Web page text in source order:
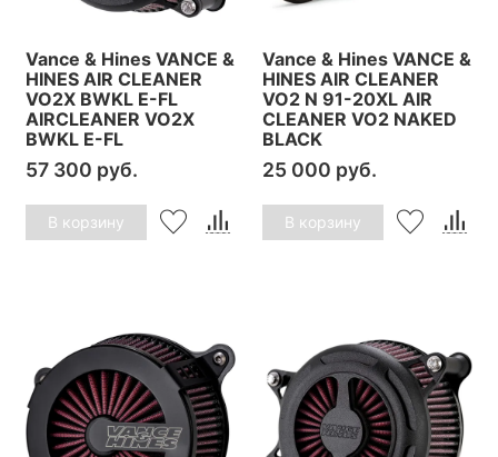
Vance & Hines VANCE &
HINES AIR CLEANER
VO2X BWKL E-FL
AIRCLEANER VO2X
BWKL E-FL
57 300 руб.
В корзину
Vance & Hines VANCE &
HINES AIR CLEANER
VO2 N 91-20XL AIR
CLEANER VO2 NAKED
BLACK
25 000 руб.
В корзину